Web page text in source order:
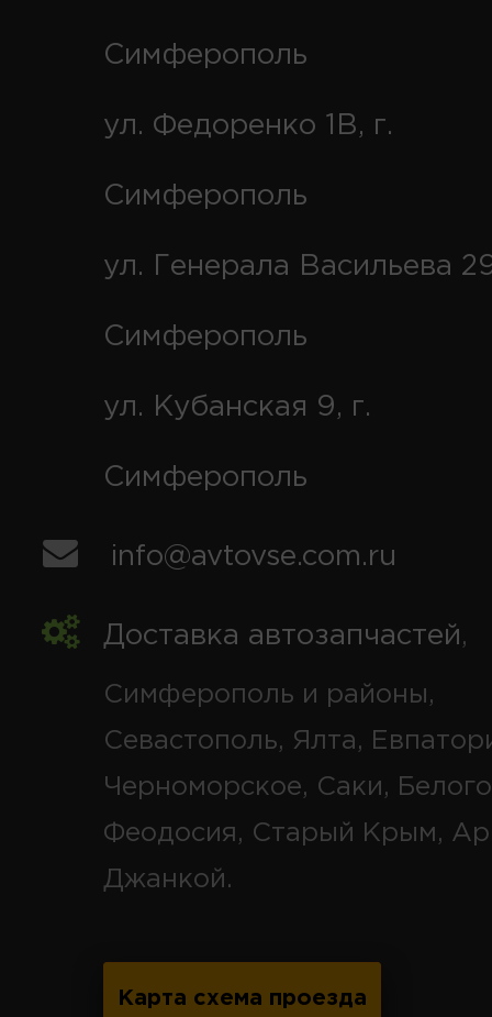
Симферополь
ул. Федоренко 1В, г.
Симферополь
ул. Генерала Васильева
Симферополь
ул. Кубанская 9, г.
Симферополь
info@avtovse.com.ru
Доставка автозапчастей,
Симферополь и районы,
Севастополь, Ялта,
Черноморское, Саки,
Феодосия, Старый Крым,
Джанкой.
Карта схема проезда